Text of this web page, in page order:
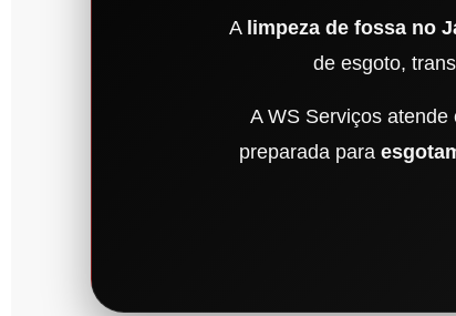
A limpeza de fossa no
de esgoto,
A WS Serviços
preparada para